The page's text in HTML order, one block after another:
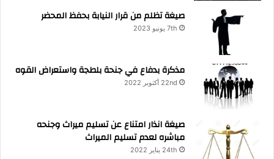
صيغة تظلم من قرار النيابة بحفظ المحضر
7th يونيو 2023
مذكرة بدفاع في جنحة بلطجة واستعراض القوه
22nd أكتوبر 2022
صيغة انذار امتناع عن تسليم ميراث وجنحه
مباشره لعدم تسليم الميراث
24th يناير 2022